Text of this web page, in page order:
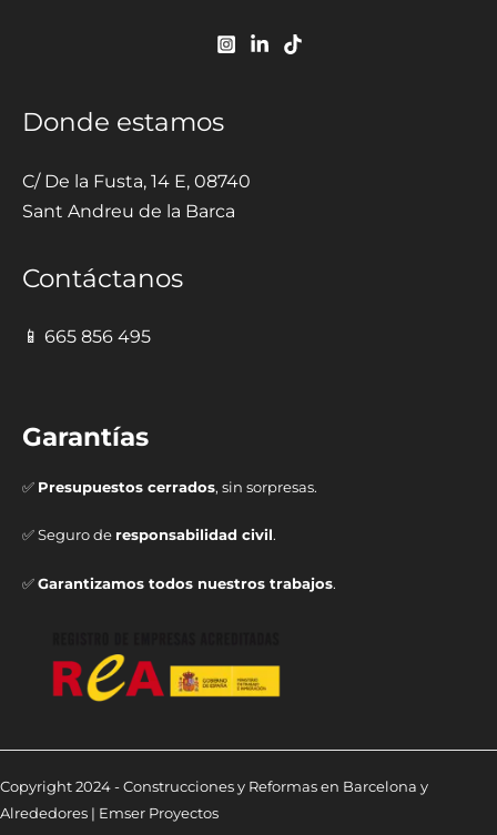
Donde estamos
C/ De la Fusta, 14 E, 08740
Sant Andreu de la Barca
Contáctanos
📱 665 856 495
Garantías
✅ Presupuestos cerrados, sin sorpresas.
✅ Seguro de responsabilidad civil.
✅ Garantizamos todos nuestros trabajos.
Copyright 2024 - Construcciones y Reformas en Barcelona y
Alrededores | Emser Proyectos